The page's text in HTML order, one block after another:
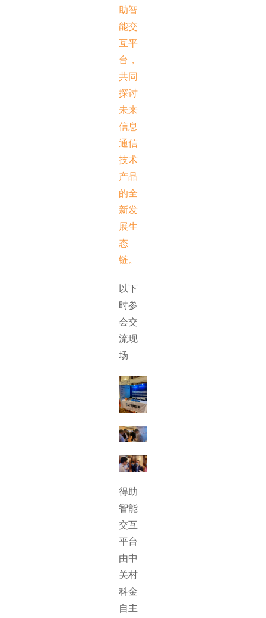
助智
能交
互平
台，
共同
探讨
未来
信息
通信
技术
产品
的全
新发
展生
态
链。
以下
时参
会交
流现
场
得助
智能
交互
平台
由中
关村
科金
自主